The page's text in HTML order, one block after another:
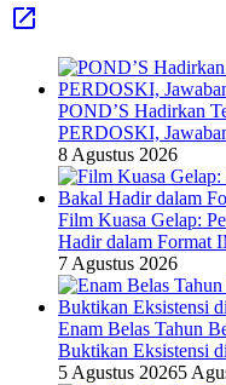
POND’S Hadirkan
PERDOSKI,
8 Agustus 2026
Film Kuasa Gelap:
Hadir dalam Format
7 Agustus 2026
Enam Belas Tahun
Buktikan Eksistensi
5 Agustus 20265